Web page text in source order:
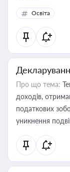
Освіта
Про що тема:
доходів,
податкових
уникнення